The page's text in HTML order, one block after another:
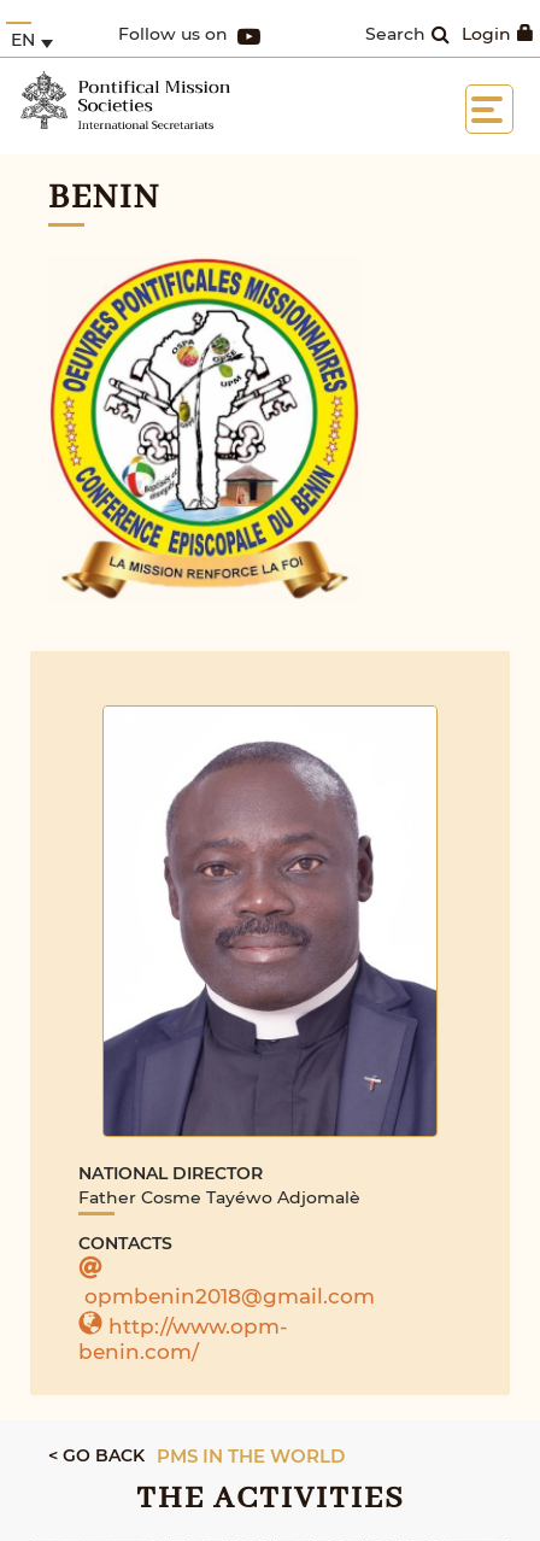
Login
Search
Follow us on
EN
BENIN
NATIONAL DIRECTOR
Father Cosme Tayéwo Adjomalè
CONTACTS
opmbenin2018@gmail.com
http://www.opm-
benin.com/
< GO BACK PMS IN THE WORLD
THE ACTIVITIES